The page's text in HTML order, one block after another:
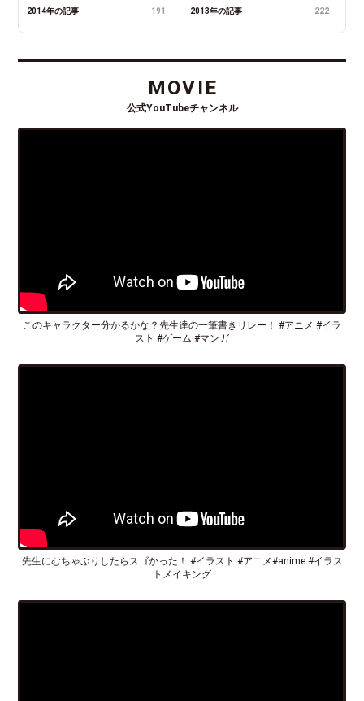
2014年の記事 191 2013年の記事 222
MOVIE
公式YouTubeチャンネル
このキャラクター分かるかな？先生達の一筆書きリレー！ #アニメ #イラ
スト #ゲーム #マンガ
先生にむちゃぶりしたらスゴかった！ #イラスト #アニメ#anime #イラス
トメイキング